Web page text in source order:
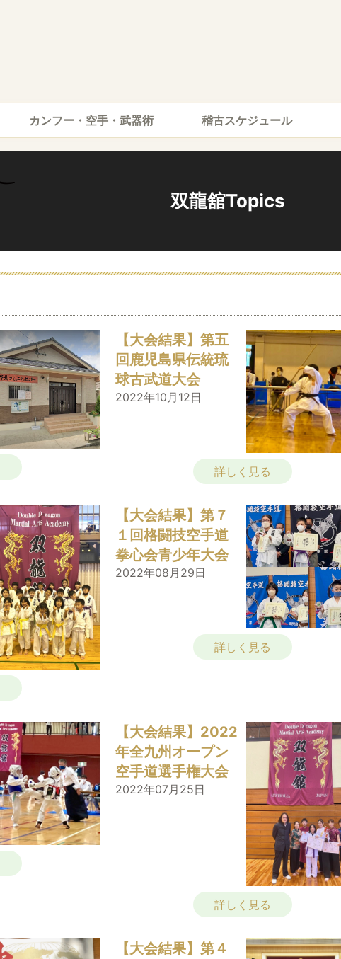
カンフー・空手・武器術 稽古スケジュール
双龍舘Topics
【大会結果】第五
回鹿児島県伝統琉
球古武道大会
2022年10月12日
詳しく見る
【大会結果】第７
１回格闘技空手道
拳心会青少年大会
2022年08月29日
詳しく見る
【大会結果】2022
年全九州オープン
空手道選手権大会
2022年07月25日
詳しく見る
【大会結果】第４